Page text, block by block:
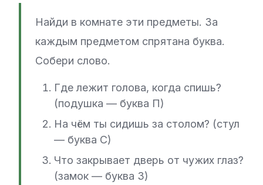
Найди в комнате эти предметы. За
каждым предметом спрятана буква.
Собери слово.
Где лежит голова, когда спишь?
(подушка — буква П)
На чём ты сидишь за столом? (стул
— буква С)
Что закрывает дверь от чужих глаз?
(замок — буква 3)